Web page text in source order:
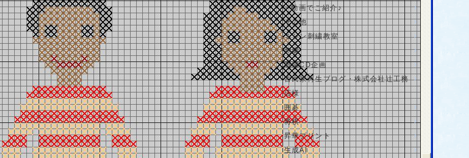
♪ 動画でご紹介♪
その他
ミシン刺繍教室
刺繍
刺繍CD企画
古民家再生ブログ・株式会社辻工務
店様
囲碁
将棋
昇華プリント
生成AI